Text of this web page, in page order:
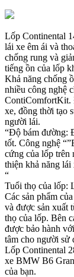
Lốp Continental
lái xe êm ái và
chống rung và
tiếng ồn của lốp
Khả năng chống
nhiều công nghệ
ContiComfortKit.
xe, đồng thời tạo
người lái.
“Độ bám đường:
tốt. Công nghệ
cứng của lốp trên
thiện khả năng
“
Tuổi thọ của lốp:
Các sản phẩm
và được sản xuất
thọ của lốp. Bên
được bảo hành
tâm cho người sử
Lốp Continental
xe BMW B6
của bạn.